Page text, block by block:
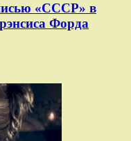
«СССР» в
Форда